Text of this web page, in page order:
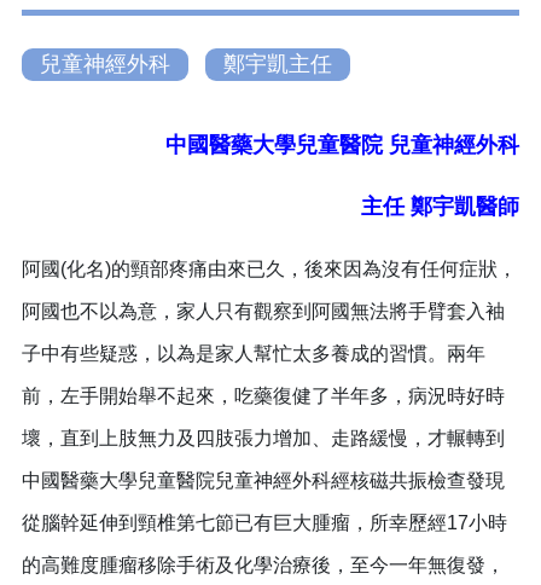
兒童神經外科 鄭宇凱主任
中國醫藥大學兒童醫院 兒童神經外科
主任 鄭宇凱醫師
阿國(化名)的頸部疼痛由來已久，後來因為沒有任何症狀，
阿國也不以為意，家人只有觀察到阿國無法將手臂套入袖
子中有些疑惑，以為是家人幫忙太多養成的習慣。兩年
前，左手開始舉不起來，吃藥復健了半年多，病況時好時
壞，直到上肢無力及四肢張力增加、走路緩慢，才輾轉到
中國醫藥大學兒童醫院兒童神經外科經核磁共振檢查發現
從腦幹延伸到頸椎第七節已有巨大腫瘤，所幸歷經17小時
的高難度腫瘤移除手術及化學治療後，至今一年無復發，